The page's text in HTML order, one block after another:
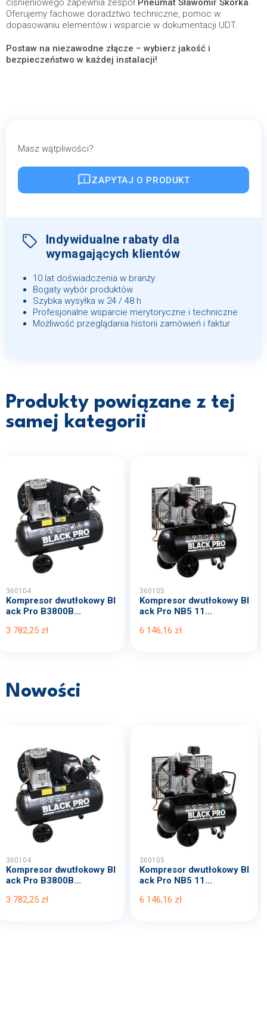
ciśnieniowego zapewnia zespół Pneumat Sławomir Skórka.
Oferujemy fachowe doradztwo techniczne, pomoc w
dopasowaniu elementów i wsparcie w dokumentacji UDT.
Postaw na niezawodne złącze – wybierz jakość i
bezpieczeństwo w każdej instalacji!
Masz wątpliwości?
ZAPYTAJ O PRODUKT
Indywidualne rabaty dla
wymagających klientów
10 lat doświadczenia w branży
Bogaty wybór produktów
Szybka wysyłka w 24 / 48 h
Profesjonalne wsparcie merytoryczne i techniczne
Możliwość przeglądania historii zamówień i faktur
Produkty powiązane z tej
samej kategorii
360104
Kompresor dwutłokowy Bl
ack Pro B3800B...
3 782,25 zł
360105
Kompresor dwutłokowy Bl
ack Pro NB5 11...
6 146,16 zł
Nowości
360104
Kompresor dwutłokowy Bl
ack Pro B3800B...
3 782,25 zł
360105
Kompresor dwutłokowy Bl
ack Pro NB5 11...
6 146,16 zł